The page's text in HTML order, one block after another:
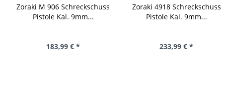
Zoraki M 906 Schreckschuss
Pistole Kal. 9mm...
183,99 € *
Zoraki 4918 Schreckschuss
Pistole Kal. 9mm...
233,99 € *